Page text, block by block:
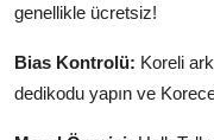
genellikle ücretsiz!
Bias Kontrolü: Koreli
dedikodu yapın ve